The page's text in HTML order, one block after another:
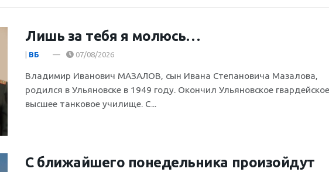
Лишь за тебя я молюсь…
ВБ 07/08/2026
Владимир Иванович МАЗАЛОВ, сын Ивана Степановича Мазалова,
родился в Ульяновске в 1949 году. Окончил Ульяновское гвардейское
высшее танковое училище. С...
С ближайшего понедельника произойдут